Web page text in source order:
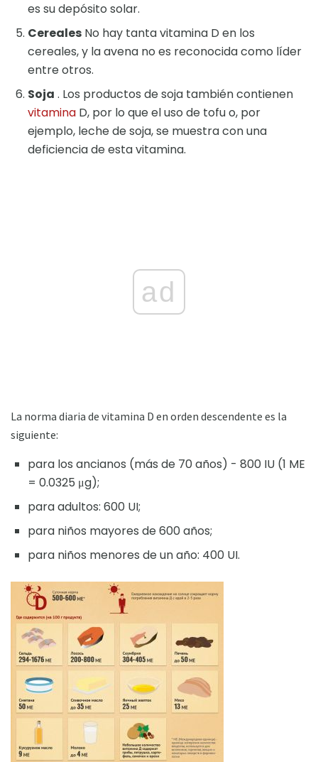
es su depósito solar.
Cereales No hay tanta vitamina D en los
cereales, y la avena no es reconocida como líder
entre otros.
Soja . Los productos de soja también contienen
vitamina D, por lo que el uso de tofu o, por
ejemplo, leche de soja, se muestra con una
deficiencia de esta vitamina.
ad
La norma diaria de vitamina D en orden descendente es la
siguiente:
para los ancianos (más de 70 años) - 800 IU (1 ME
= 0.0325 μg);
para adultos: 600 UI;
para niños mayores de 600 años;
para niños menores de un año: 400 UI.